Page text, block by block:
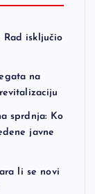
Rad isključio
na
sprdnja: Ko
javne
li se novi